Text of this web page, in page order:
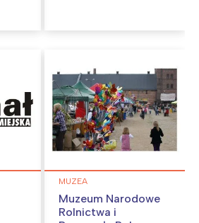
MUZEA
Muzeum Narodowe
Rolnictwa i